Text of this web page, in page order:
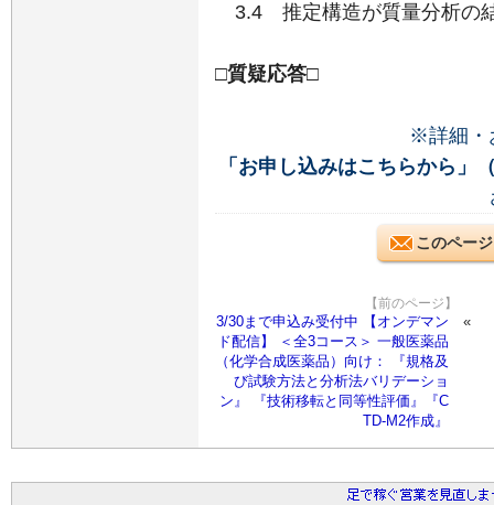
3.4 推定構造が質量分析の
□質疑応答□
※詳細・
「お申し込みはこちらから」
このペー
【前のページ】
3/30まで申込み受付中 【オンデマン
ド配信】 ＜全3コース＞ 一般医薬品
（化学合成医薬品）向け： 『規格及
び試験方法と分析法バリデーショ
ン』 『技術移転と同等性評価』『C
TD-M2作成』